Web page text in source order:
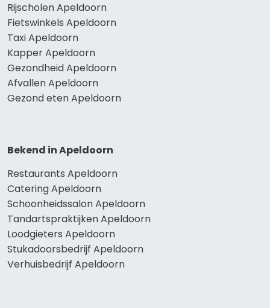
Rijscholen Apeldoorn
Fietswinkels Apeldoorn
Taxi Apeldoorn
Kapper Apeldoorn
Gezondheid Apeldoorn
Afvallen Apeldoorn
Gezond eten Apeldoorn
Bekend in Apeldoorn
Restaurants Apeldoorn
Catering Apeldoorn
Schoonheidssalon Apeldoorn
Tandartspraktijken Apeldoorn
Loodgieters Apeldoorn
Stukadoorsbedrijf Apeldoorn
Verhuisbedrijf Apeldoorn